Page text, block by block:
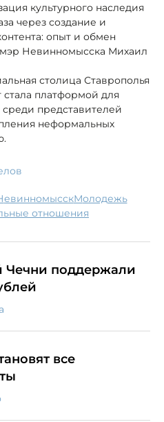
культурного наследия
через создание и
опыт и обмен
мэр Невинномысска Михаил
столица Ставрополья
стала платформой для
представителей
неформальных
Невинномысск
молодежь
отношения
Чечни поддержали
все